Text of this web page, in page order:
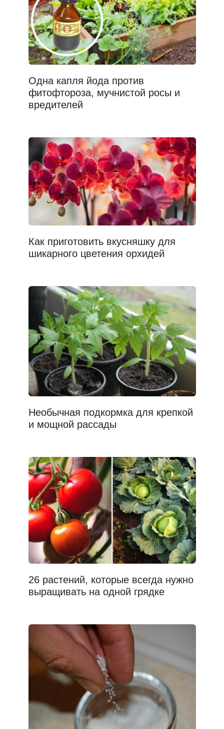
Одна капля йода против
фитофтороза, мучнистой росы и
вредителей
Как приготовить вкусняшку для
шикарного цветения орхидей
Необычная подкормка для крепкой
и мощной рассады
26 растений, которые всегда нужно
выращивать на одной грядке